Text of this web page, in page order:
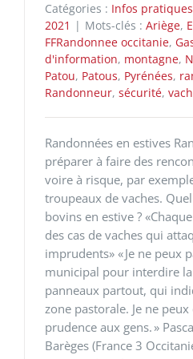
Catégories : Infos pratiques
2021 | Mots-clés : Ariège,
FFRandonnee occitanie,
d'information, montagne,
Patou, Patous, Pyrénées,
Randonneur, sécurité,
Randonnées en estives
préparer à faire des
voire à risque, par
troupeaux de vaches.
bovins en estive ?
des cas de vaches qui
imprudents» « Je ne peux
municipal pour interdire
panneaux partout, qui
zone pastorale. Je ne
prudence aux gens. »
Barèges (France 3